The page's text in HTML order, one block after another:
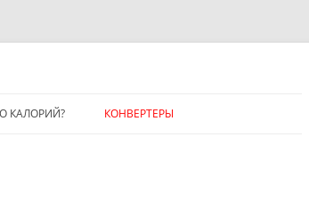
КАЛОРИЙ? КОНВЕРТЕРЫ